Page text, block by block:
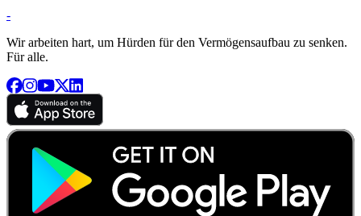
-
Wir arbeiten hart, um Hürden für den Vermögensaufbau zu senken.
Für alle.